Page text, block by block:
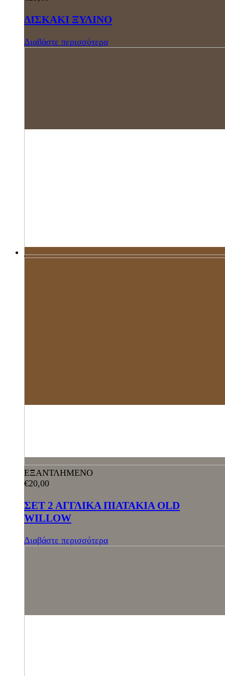
ΔΙΣΚΑΚΙ ΞΥΛΙΝΟ
Διαβάστε περισσότερα
ΕΞΑΝΤΛΗΜΕΝΟ
€20,00
ΣΕΤ 2 ΑΓΓΛΙΚΑ ΠΙΑΤΑΚΙΑ OLD
WILLOW
Διαβάστε περισσότερα